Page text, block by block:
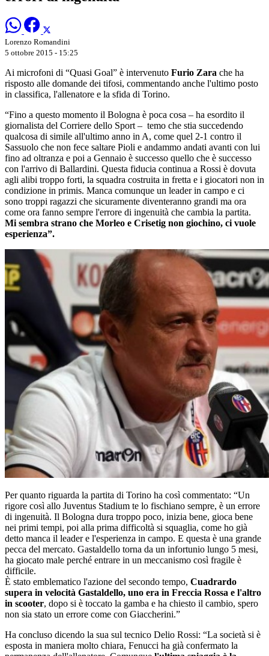
Lorenzo Romandini
5 ottobre 2015 - 15:25
Ai microfoni di “Quasi Goal” è intervenuto Furio Zara che ha
risposto alle domande dei tifosi, commentando anche l'ultimo posto
in classifica, l'allenatore e la sfida di Torino.
“Fino a questo momento il Bologna è poca cosa – ha esordito il
giornalista del Corriere dello Sport – temo che stia succedendo
qualcosa di simile all'ultimo anno in A, come quel 2-1 contro il
Sassuolo che non fece saltare Pioli e andammo andati avanti con lui
fino ad oltranza e poi a Gennaio è successo quello che è successo
con l'arrivo di Ballardini. Questa fiducia continua a Rossi è dovuta
agli alibi troppo forti, la squadra costruita in fretta e i giocatori non in
condizione in primis. Manca comunque un leader in campo e ci
sono troppi ragazzi che sicuramente diventeranno grandi ma ora
come ora fanno sempre l'errore di ingenuità che cambia la partita.
Mi sembra strano che Morleo e Crisetig non giochino, ci vuole
esperienza”.
Per quanto riguarda la partita di Torino ha così commentato: “Un
rigore così allo Juventus Stadium te lo fischiano sempre, è un errore
di ingenuità. Il Bologna dura troppo poco, inizia bene, gioca bene
nei primi tempi, poi alla prima difficoltà si squaglia, come ho già
detto manca il leader e l'esperienza in campo. E questa è una grande
pecca del mercato. Gastaldello torna da un infortunio lungo 5 mesi,
ha giocato male perché entrare in un meccanismo così fragile è
difficile.
È stato emblematico l'azione del secondo tempo, Cuadrardo
supera in velocità Gastaldello, uno era in Freccia Rossa e l'altro
in scooter, dopo si è toccato la gamba e ha chiesto il cambio, spero
non sia stato un errore come con Giaccherini.”
Ha concluso dicendo la sua sul tecnico Delio Rossi: “La società si è
esposta in maniera molto chiara, Fenucci ha già confermato la